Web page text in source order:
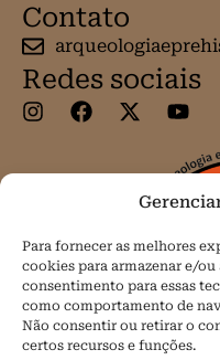
Para fornecer as melhores
cookies para armazenar e/
consentimento para essas
como comportamento de
Não consentir ou retirar o
certos recursos e funções.
Contato
Redes sociais